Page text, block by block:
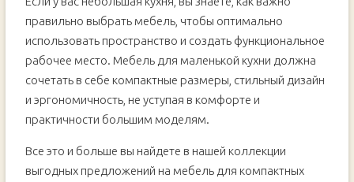
правильно выбрать мебель, чтобы оптимально
использовать пространство и создать функциональное
рабочее место. Мебель для маленькой кухни должна
сочетать в себе компактные размеры, стильный дизайн
и эргономичность, не уступая в комфорте и
практичности большим моделям.
Все это и больше вы найдете в нашей коллекции
выгодных предложений на мебель для компактных